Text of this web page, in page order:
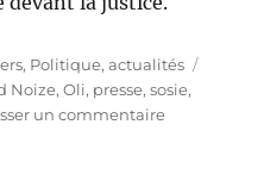
, Politique, actualités
Noize,Oli, presse,sosie,
un commentairesur